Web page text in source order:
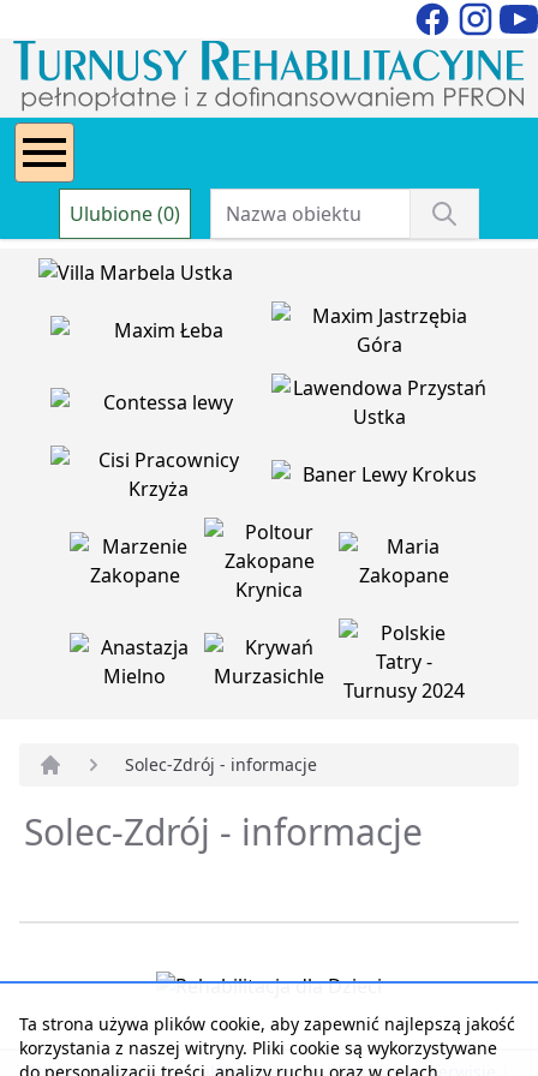
Ulubione (0)
Solec-Zdrój - informacje
Solec-Zdrój - informacje
Ta strona używa plików cookie, aby zapewnić najlepszą jakość
korzystania z naszej witryny. Pliki cookie są wykorzystywane